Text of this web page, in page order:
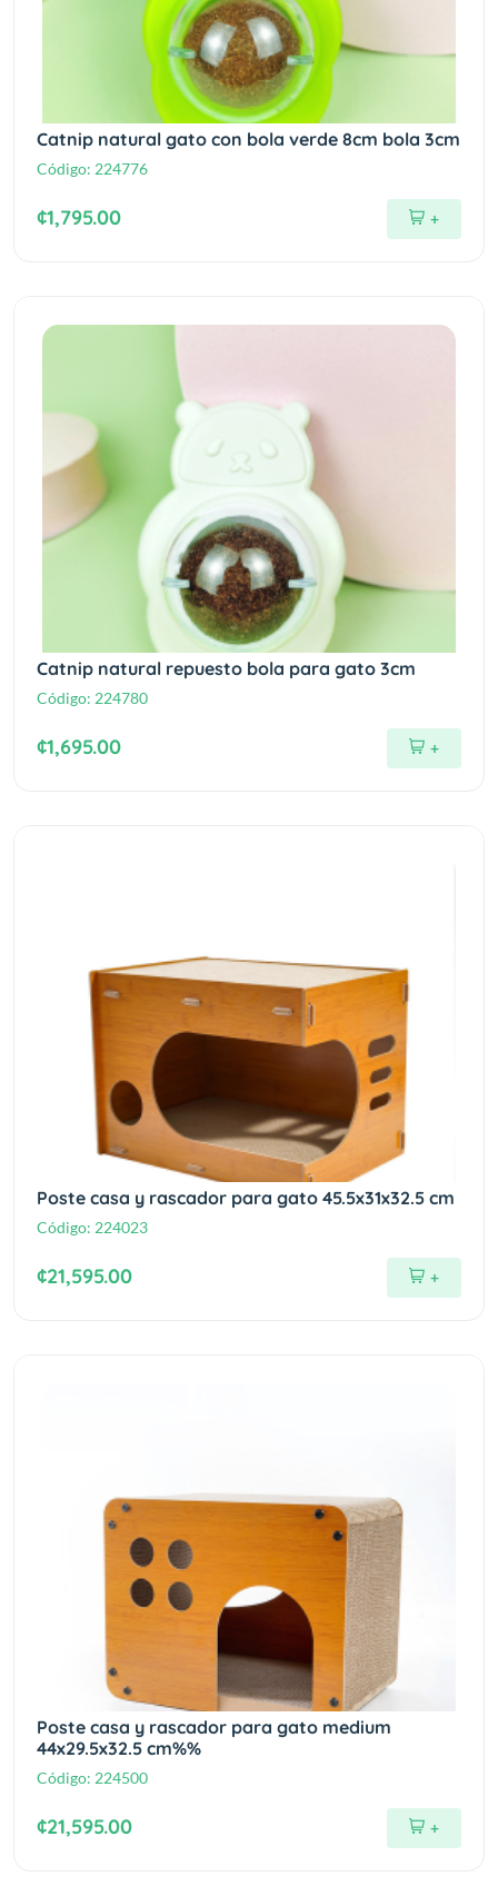
Catnip natural gato con bola verde 8cm bola 3cm
Código: 224776
¢1,795.00 +
Catnip natural repuesto bola para gato 3cm
Código: 224780
¢1,695.00 +
Poste casa y rascador para gato 45.5x31x32.5 cm
Código: 224023
¢21,595.00 +
Poste casa y rascador para gato medium
44x29.5x32.5 cm%%
Código: 224500
¢21,595.00 +